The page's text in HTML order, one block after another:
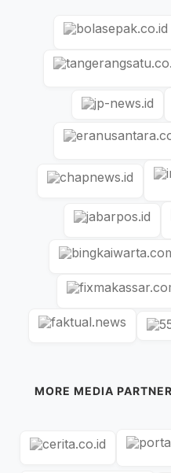
MORE MEDIA